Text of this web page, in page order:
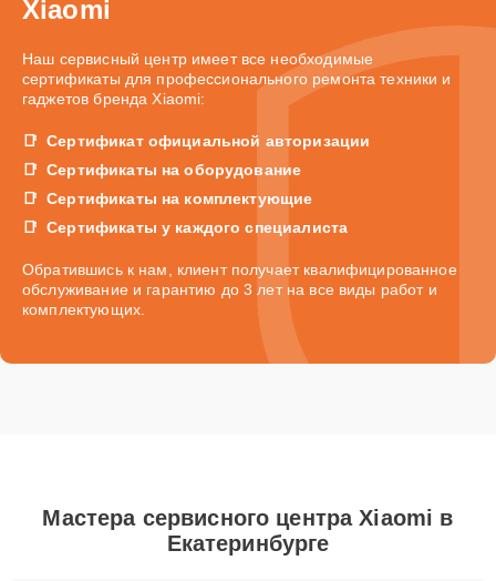
Xiaomi
Наш сервисный центр имеет все необходимые
сертификаты для профессионального ремонта техники и
гаджетов бренда Xiaomi:
Сертификат официальной авторизации
Сертификаты на оборудование
Сертификаты на комплектующие
Сертификаты у каждого специалиста
Обратившись к нам, клиент получает квалифицированное
обслуживание и гарантию до 3 лет на все виды работ и
комплектующих.
Мастера сервисного центра Xiaomi в
Екатеринбурге